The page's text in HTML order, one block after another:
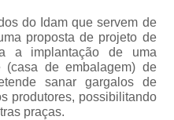
do Idam que servem de
proposta de projeto de
a implantação de uma
(casa de embalagem) de
sanar gargalos de
produtores, possibilitando
praças.